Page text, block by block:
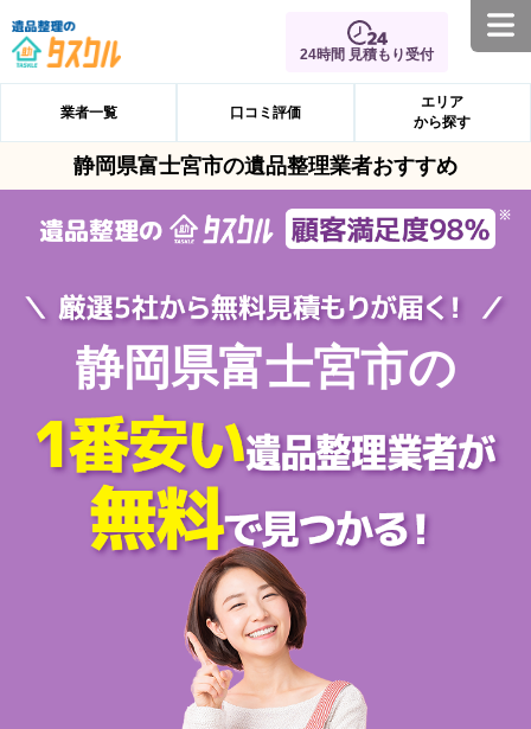
24時間 見積もり受付
業者一覧 口コミ評価
エリア
から探す
静岡県富士宮市の遺品整理業者おすすめ
静岡県富士宮市の